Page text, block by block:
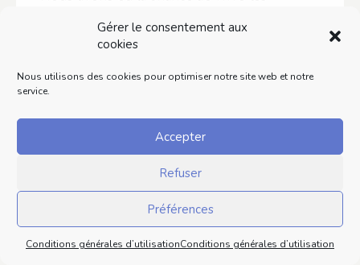
Gérer le consentement aux
cookies
Nous utilisons des cookies pour optimiser notre site web et notre
service.
Accepter
Refuser
Préférences
Conditions générales d’utilisationConditions générales d’utilisation
tremplins découvertes des Fous rires de
Bordeaux 2023. Une aventure épique avec…
Lire ce contenu